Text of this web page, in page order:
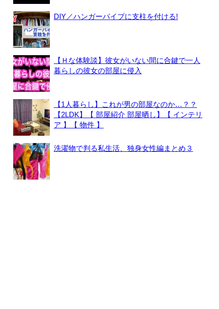
DIY／ハンガーパイプに支柱を付ける!
【Ｈな体験談】彼女がいない間に合鍵で一人
暮らしの彼女の部屋に侵入
【1人暮らし】これが男の部屋なのか…？？
【2LDK】【 部屋紹介 部屋晒し】【 インテリ
ア 】【 物件 】
洗濯物で判る私生活、独身女性編まとめ３